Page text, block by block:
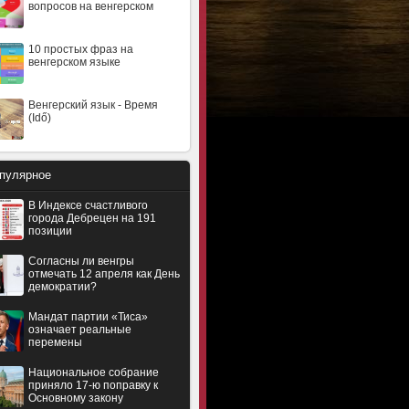
вопросов на венгерском
10 простых фраз на
венгерском языке
Венгерский язык - Время
(Idő)
В Индексе счастливого
города Дебрецен на 191
позиции
Согласны ли венгры
отмечать 12 апреля как День
демократии?
Мандат партии «Тиса»
означает реальные
перемены
Национальное собрание
приняло 17-ю поправку к
Основному закону